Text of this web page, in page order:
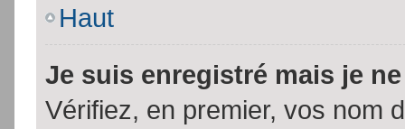
Haut
Je suis enregistré mais je
Vérifiez, en premier, vos nom